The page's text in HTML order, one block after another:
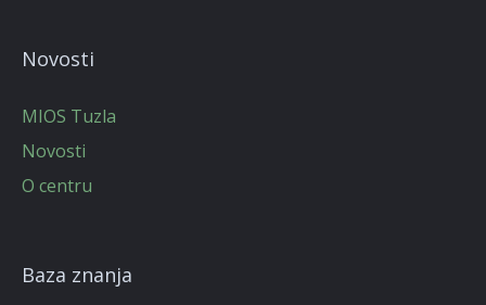
Novosti
MIOS Tuzla
Novosti
O centru
Baza znanja